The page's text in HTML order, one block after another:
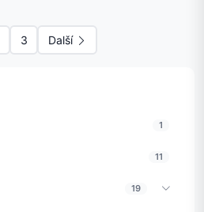
3 Další
1
11
19